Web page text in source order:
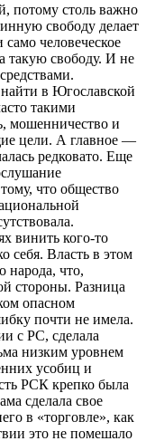
потому столь важно
свободу делает
человеческое
такую свободу. И не
в Югославской
такими
мошенничество и
цели. А главное —
редковато. Еще
что общество
винить кого-то
себя. Власть в этом
народа, что,
стороны. Разница
опасном
почти не имела.
с РС, сделала
низким уровнем
усобиц и
РСК крепко была
сделала свое
в «торговле», как
это не помешало